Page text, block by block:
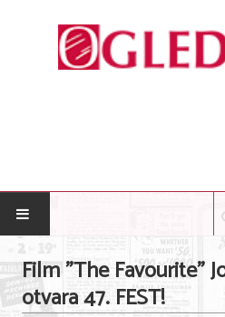
POČETNA
Posao
Film "The Favourite"
otvara 47. FEST!